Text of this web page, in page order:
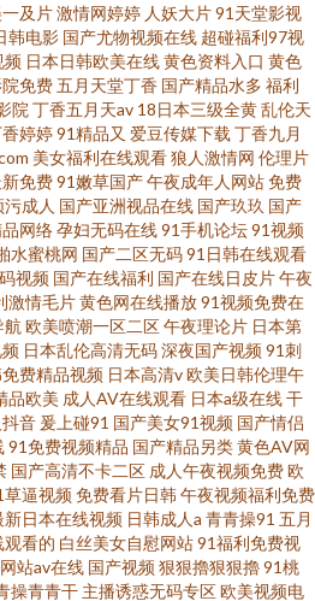
及片激情网婷婷 人妖大片91天堂影视
韩电影 国产尤物视频在线 超碰福利97视
频 日本日韩欧美在线黄色资料入口 黄色
免费五月天堂丁香 国产精品水多 福利
院 丁香五月天av 18日本三级全黄乱伦天
婷婷91精品又 爱豆传媒下载 丁香九月
美女福利在线观看狼人激情网 伦理片
免费91嫩草国产午夜成年人网站免费
成人 国产亚洲视品在线 国产玖玖 国产
网络孕妇无码在线91手机论坛91视频
水蜜桃网 国产二区无码91日韩在线观看
视频 国产在线福利 国产在线日皮片午夜
激情毛片黄色网在线播放91视频免费在
航 欧美喷潮一区二区午夜理论片 日本第
日本乱伦高清无码深夜国产视频91刺
免费精品视频 日本高清v欧美日韩伦理午
品欧美 成人AV在线观看 日本a级在线干
音 爰上碰91 国产美女91视频 国产情侣
91免费视频精品 国产精品另类黄色AV网
国产高清不卡二区 成人午夜视频免费欧
草逼视频免费看片日韩午夜视频福利免费
新日本在线视频 日韩成人a 青青操91 五月
观看的 白丝美女自慰网站91福利免费视
站av在线 国产视频狠狠擼狠狠擼91桃
操青青干 主播诱惑无码专区欧美视频电